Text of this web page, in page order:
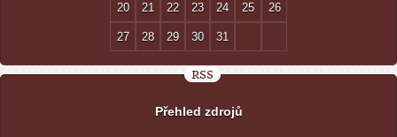
20 21 22 23 24 25 26
27 28 29 30 31
RSS
Přehled zdrojů